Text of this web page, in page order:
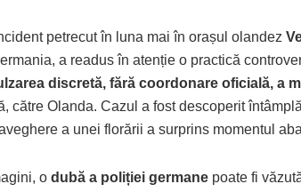
petrecut în luna mai în orașul olandez
a readus în atenție o practică
discretă, fără coordonare oficială, a
către Olanda. Cazul a fost descoperit
a unei florării a surprins momentul
o dubă a poliției germane poate fi